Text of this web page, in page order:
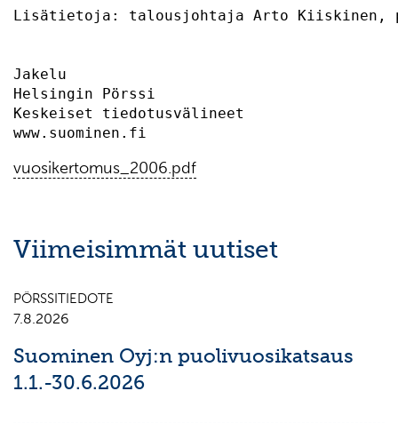
Lisätietoja: talousjohtaja Arto
Keskeiset
vuosikertomus_2006.pdf
Viimeisimmät uutiset
PÖRSSITIEDOTE
7.8.2026
Suominen Oyj:n puolivuosikatsaus
1.1.-30.6.2026